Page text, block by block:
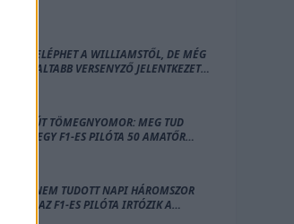
SAINZ LELÉPHET A WILLIAMSTŐL, DE MÉG
TAPASZTALTABB VERSENYZŐ JELENTKEZETT
ABSZOLÚT TÖMEGNYOMOR: MEG TUD
ELŐZNI EGY F1-ES PILÓTA 50 AMATŐR
„APÁM NEM TUDOTT NAPI HÁROMSZOR
ENNI” – AZ F1-ES PILÓTA IRTÓZIK A